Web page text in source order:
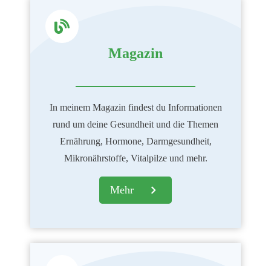
Magazin
In meinem Magazin findest du Informationen
rund um deine Gesundheit und die Themen
Ernährung, Hormone, Darmgesundheit,
Mikronährstoffe, Vitalpilze und mehr.
Mehr